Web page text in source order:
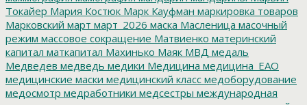
Токайер Мария Костюк Марк Кауфман маркировка товаров
Марковский март март_2026 маска Масленица масочный
режим массовое сокращение Матвиенко материнский
капитал маткапитал Махинько Маяк МВД медаль
Медведев медведь медики Медицина медицина_ЕАО
медицинские маски медицинский класс медоборудование
медосмотр медработники медсестры международная